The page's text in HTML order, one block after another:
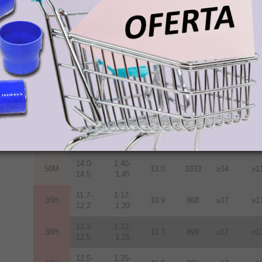
38M
12.5
899 ≥14
40M
12.5-
12.8
1.25-
1.28
42M
12.8-
13.2
1.28-
1.32
12.0 955 ≥14
13.2-
13.8
1.32-
1.38
12.5 955 ≥14
13.6-
14.3
1.36-
1.43
12.9
50M
14.0-
14.5
1.40-
1.45
13.0 1033 ≥14
35H
11.7-
12.2
1.17-
1.20
10.9 868 ≥17
38H
12.2-
12.5
1.22-
1.25
11.3 899 ≥17
12.5- 1.25-